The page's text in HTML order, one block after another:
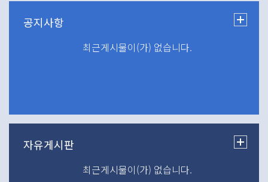
최근게시물이(가) 없습니다.
최근게시물이(가) 없습니다.